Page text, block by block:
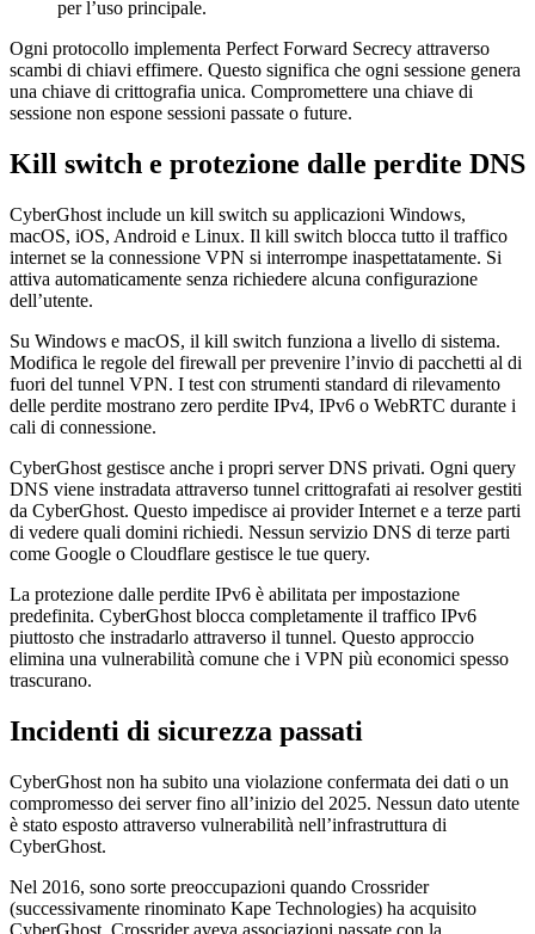
per l’uso principale.
Ogni protocollo implementa Perfect Forward Secrecy attraverso
scambi di chiavi effimere. Questo significa che ogni sessione genera
una chiave di crittografia unica. Compromettere una chiave di
sessione non espone sessioni passate o future.
Kill switch e protezione dalle perdite DNS
CyberGhost include un kill switch su applicazioni Windows,
macOS, iOS, Android e Linux. Il kill switch blocca tutto il traffico
internet se la connessione VPN si interrompe inaspettatamente. Si
attiva automaticamente senza richiedere alcuna configurazione
dell’utente.
Su Windows e macOS, il kill switch funziona a livello di sistema.
Modifica le regole del firewall per prevenire l’invio di pacchetti al di
fuori del tunnel VPN. I test con strumenti standard di rilevamento
delle perdite mostrano zero perdite IPv4, IPv6 o WebRTC durante i
cali di connessione.
CyberGhost gestisce anche i propri server DNS privati. Ogni query
DNS viene instradata attraverso tunnel crittografati ai resolver gestiti
da CyberGhost. Questo impedisce ai provider Internet e a terze parti
di vedere quali domini richiedi. Nessun servizio DNS di terze parti
come Google o Cloudflare gestisce le tue query.
La protezione dalle perdite IPv6 è abilitata per impostazione
predefinita. CyberGhost blocca completamente il traffico IPv6
piuttosto che instradarlo attraverso il tunnel. Questo approccio
elimina una vulnerabilità comune che i VPN più economici spesso
trascurano.
Incidenti di sicurezza passati
CyberGhost non ha subito una violazione confermata dei dati o un
compromesso dei server fino all’inizio del 2025. Nessun dato utente
è stato esposto attraverso vulnerabilità nell’infrastruttura di
CyberGhost.
Nel 2016, sono sorte preoccupazioni quando Crossrider
(successivamente rinominato Kape Technologies) ha acquisito
CyberGhost. Crossrider aveva associazioni passate con la